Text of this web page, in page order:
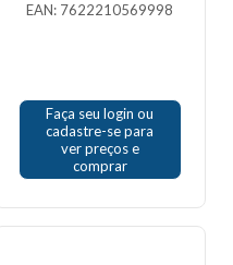
EAN: 7622210569998
Faça seu login ou
cadastre-se para
ver preços e
comprar